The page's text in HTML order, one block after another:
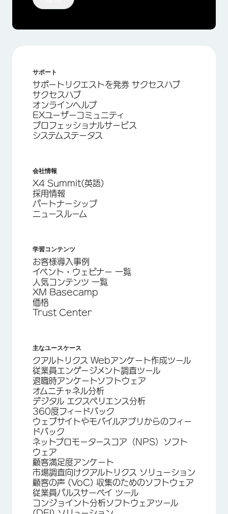
サポート
サポートリクエストを発券 サクセスハブ
サクセスハブ
オンラインヘルプ
EXユーザーコミュニティ
プロフェッショナルサービス
システムステータス
会社情報
X4 Summit(英語)
採用情報
パートナーシップ
ニュースルーム
学習コンテンツ
お客様導入事例
イベント・ウェビナー 一覧
人気コンテンツ 一覧
XM Basecamp
価格
Trust Center
主なユースケース
クアルトリクス Webアンケート作成ツール
従業員エンゲージメント調査ツール
退職時アンケートソフトウェア
オムニチャネル分析
デジタル エクスペリエンス分析
360度フィードバック
ウェブサイトやモバイルアプリからのフィー
ドバック
ネットプロモータースコア（NPS）ソフト
ウェア
顧客満足度アンケート
市場調査向けクアルトリクス ソリューション
顧客の声 (VoC) 収集のためのソフトウェア
従業員パルスサーベイ ツール
コンジョイント分析ソフトウェアツール